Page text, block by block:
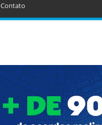
Contato